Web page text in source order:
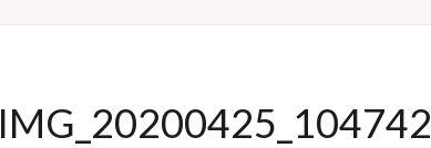
IMG_20200425_104742